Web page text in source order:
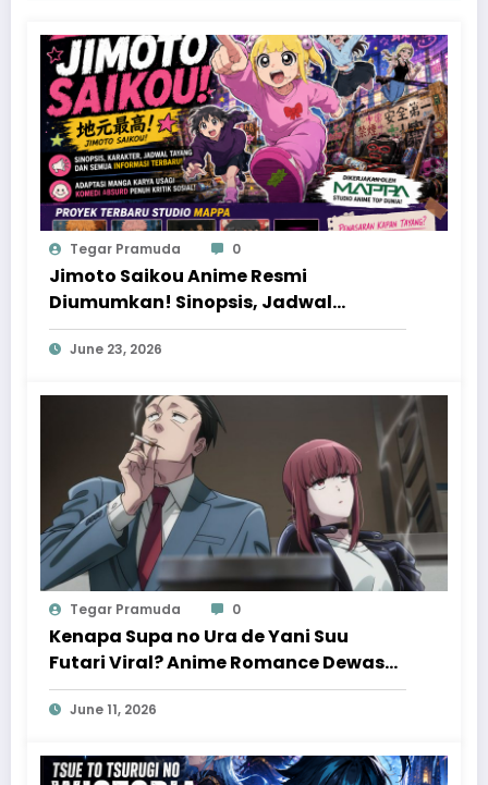
Tegar Pramuda 0
Jimoto Saikou Anime Resmi
Diumumkan! Sinopsis, Jadwal
Tayang, dan Proyek Baru MAPPA yang
Patut Ditunggu
June 23, 2026
Tegar Pramuda 0
Kenapa Supa no Ura de Yani Suu
Futari Viral? Anime Romance Dewasa
yang Bikin Penonton Ketagihan
June 11, 2026